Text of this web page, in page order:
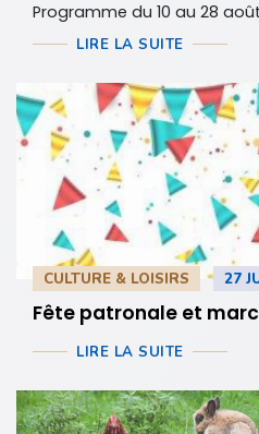
Programme du 10 au 28 août
LIRE LA SUITE
CULTURE & LOISIRS 27
Fête patronale et
LIRE LA SUITE